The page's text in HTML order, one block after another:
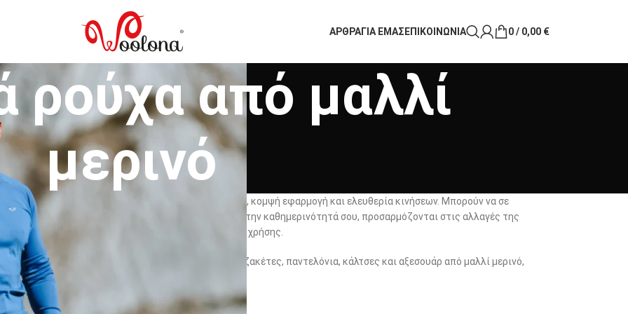
ΑΡΘΡΑΓΙΑ ΕΜΑΣ ΕΠΙΚΟΙΝΩΝΙΑ 0/ 0,00 €
ρούχα από μαλλί
μερινό
μαλλί μερινό της Woolona συνδυάζουν φυσική άνεση, κομψή εφαρμογή και ελευθερία κινήσεων. Μπορούν να σε
στην πεζοπορία, στο ταξίδι, στην ποδηλασία ή στην καθημερινότητά σου, προσαρμόζονται στις αλλαγές της
ευχάριστα ακόμη και μετά από πολλές ώρες χρήσης.
μπλούζες, T-shirt, ισοθερμικά, base layer, πουλόβερ, ζακέτες, παντελόνια, κάλτσες και αξεσουάρ από μαλλί μερινό,
εποχή και κάθε διαδρομή.
Ρούχα ανδρικά
Ανδρικά ρούχα από μαλλί μερινό